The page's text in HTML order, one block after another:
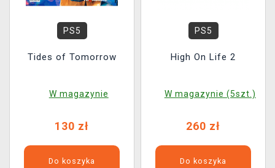
PS5
Tides of Tomorrow
W magazynie
130 zł
Do koszyka
PS5
High On Life 2
W magazynie (5szt.)
260 zł
Do koszyka